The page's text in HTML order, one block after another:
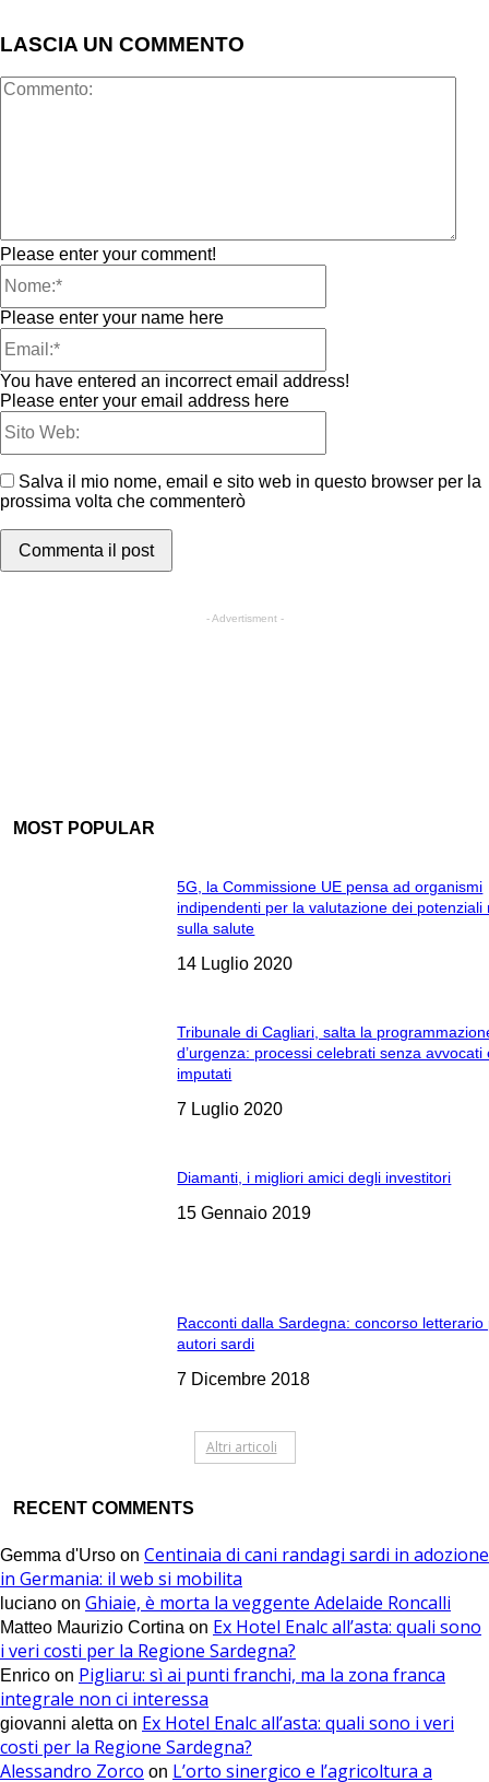
LASCIA UN COMMENTO
Please enter your comment!
Please enter your name here
You have entered an incorrect email address!
Please enter your email address here
Salva il mio nome, email e sito web in questo browser per la
prossima volta che commenterò
- Advertisment -
MOST POPULAR
5G, la Commissione UE pensa ad organismi
indipendenti per la valutazione dei potenziali
sulla salute
14 Luglio 2020
Tribunale di Cagliari, salta la
d’urgenza: processi celebrati senza avvocati
imputati
7 Luglio 2020
Diamanti, i migliori amici degli investitori
15 Gennaio 2019
Racconti dalla Sardegna: concorso letterario
autori sardi
7 Dicembre 2018
Altri articoli
RECENT COMMENTS
Gemma d'Urso on Centinaia di cani randagi sardi in adozione
in Germania: il web si mobilita
luciano on Ghiaie, è morta la veggente Adelaide Roncalli
Matteo Maurizio Cortina on Ex Hotel Enalc all’asta: quali sono
i veri costi per la Regione Sardegna?
Enrico on Pigliaru: sì ai punti franchi, ma la zona franca
integrale non ci interessa
giovanni aletta on Ex Hotel Enalc all’asta: quali sono i veri
costi per la Regione Sardegna?
Alessandro Zorco on L’orto sinergico e l’agricoltura a